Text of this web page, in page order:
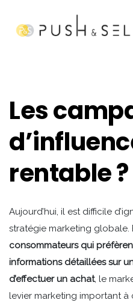
links to
content
Les
rentable ?
Aujourd’hui, il est difficile
stratégie marketing globale.
consommateurs qui
informations détaillées sur
d’effectuer un achat, le
levier marketing important
Post